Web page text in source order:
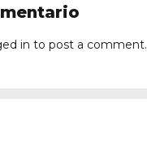
in to post a comment.